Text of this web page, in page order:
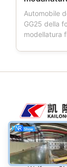
Flasked
Automobile
GG25 della
modellatura
Macchinario
Indirizzo: